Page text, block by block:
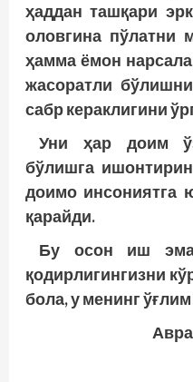
ҳаддан ташқари
оловгина пўлатни
ҳамма ёмон
жасоратли
сабр кераклигини
Уни ҳар доим
бўлишга
доимо
қарайди.
Бу осон иш
қодирлигингизни
бола, у менинг